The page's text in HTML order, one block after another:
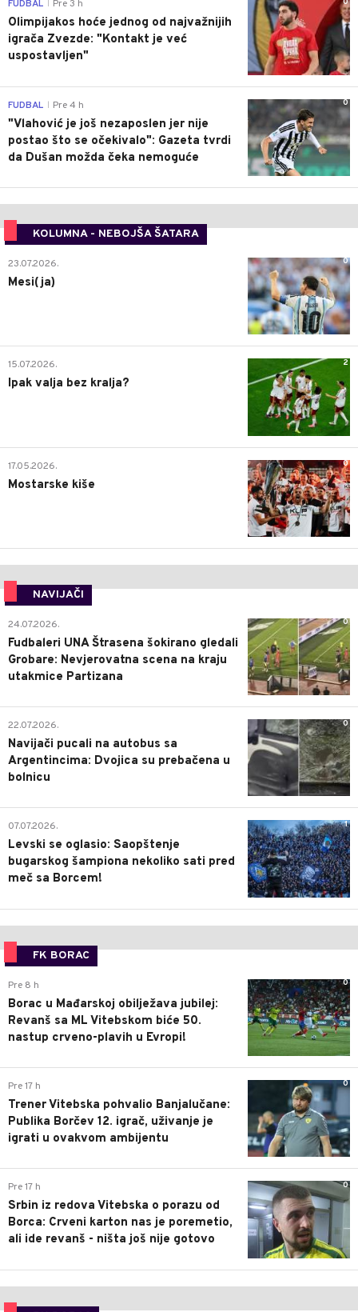
FUDBAL Pre 3 h
Olimpijakos hoće jednog od najvažnijih
igrača Zvezde: "Kontakt je već
uspostavljen"
0
FUDBAL Pre 4 h
"Vlahović je još nezaposlen jer nije
postao što se očekivalo": Gazeta tvrdi
da Dušan možda čeka nemoguće
KOLUMNA - NEBOJŠA ŠATARA
0
23.07.2026.
Mesi(ja)
2
15.07.2026.
Ipak valja bez kralja?
0
17.05.2026.
Mostarske kiše
NAVIJAČI
0
24.07.2026.
Fudbaleri UNA Štrasena šokirano gledali
Grobare: Nevjerovatna scena na kraju
utakmice Partizana
0
22.07.2026.
Navijači pucali na autobus sa
Argentincima: Dvojica su prebačena u
bolnicu
1
07.07.2026.
Levski se oglasio: Saopštenje
bugarskog šampiona nekoliko sati pred
meč sa Borcem!
FK BORAC
0
Pre 8 h
Borac u Mađarskoj obilježava jubilej:
Revanš sa ML Vitebskom biće 50.
nastup crveno-plavih u Evropi!
0
Pre 17 h
Trener Vitebska pohvalio Banjalučane:
Publika Borčev 12. igrač, uživanje je
igrati u ovakvom ambijentu
0
Pre 17 h
Srbin iz redova Vitebska o porazu od
Borca: Crveni karton nas je poremetio,
ali ide revanš - ništa još nije gotovo